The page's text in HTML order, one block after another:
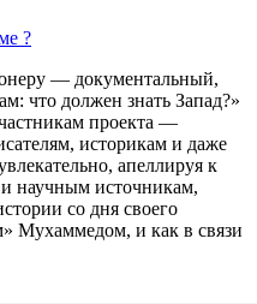
?
— документальный,
что должен знать Запад?»
проекта —
историкам и даже
апеллируя к
научным источникам,
со дня своего
Мухаммедом, и как в связи